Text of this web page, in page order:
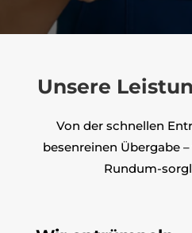
Unsere
Von der schnellen
besenreinen Übergabe
Rundum-